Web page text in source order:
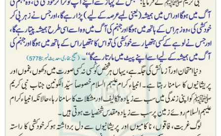
عورتوں کے ذمّہ ماہواری کے ایّام کے روزوں کی قضاء شرعاً لازم ہے